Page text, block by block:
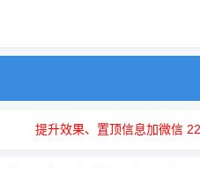
提升效果、置顶信息加微信